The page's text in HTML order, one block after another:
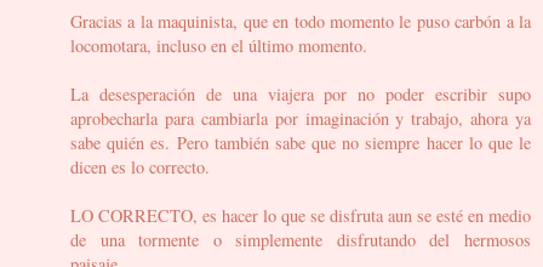
Gracias a la maquinista, que en todo momento le puso carbón a la
locomotara, incluso en el último momento.
La desesperación de una viajera por no poder escribir supo
aprobecharla para cambiarla por imaginación y trabajo, ahora ya
sabe quién es. Pero también sabe que no siempre hacer lo que le
dicen es lo correcto.
LO CORRECTO, es hacer lo que se disfruta aun se esté en medio
de una tormente o simplemente disfrutando del hermosos